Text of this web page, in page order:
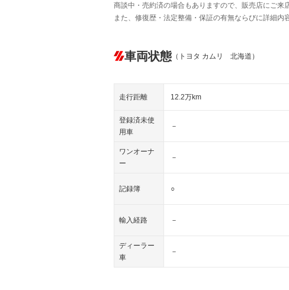
商談中・売約済の場合もありますので、販売店にご来
また、修復歴・法定整備・保証の有無ならびに詳細内
車両状態 （トヨタ カムリ 北海道）
走行距離 12.2万km
登録済未使
用車
－
ワンオーナ
ー
－
記録簿 ○
輸入経路 －
ディーラー
車
－